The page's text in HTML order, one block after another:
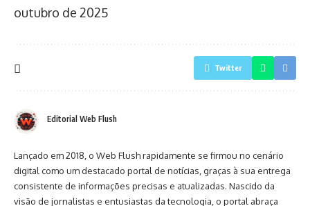
outubro de 2025
Twitter
Editorial Web Flush
Lançado em 2018, o Web Flush rapidamente se firmou no cenário
digital como um destacado portal de notícias, graças à sua entrega
consistente de informações precisas e atualizadas. Nascido da
visão de jornalistas e entusiastas da tecnologia, o portal abraça